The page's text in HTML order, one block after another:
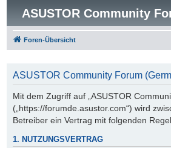
ASUSTOR Community
Foren-Übersicht
ASUSTOR Community Forum
Mit dem Zugriff auf „ASUSTOR
(„https://forumde.asustor.com“) wird
Betreiber ein Vertrag mit folgenden
1. NUTZUNGSVERTRAG